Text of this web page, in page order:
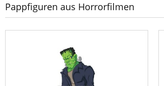
Pappfiguren aus Horrorfilmen